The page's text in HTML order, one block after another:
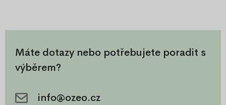
spánek pro vaše děti, barvy
ladící s každým dětským
Máte dotazy nebo potřebujete poradit s
výběrem?
info@ozeo.cz